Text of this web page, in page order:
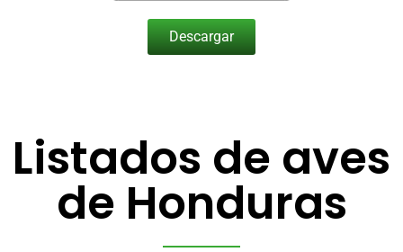
Descargar
Listados de aves
de Honduras